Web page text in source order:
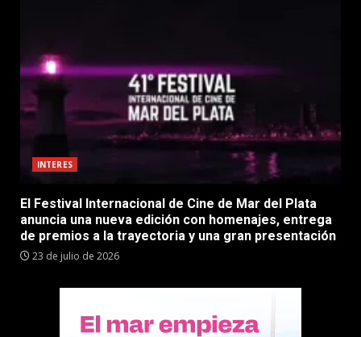
INTERES
El Festival Internacional de Cine de Mar del Plata
anuncia una nueva edición con homenajes, entrega
de premios a la trayectoria y una gran presentación
23 de julio de 2026